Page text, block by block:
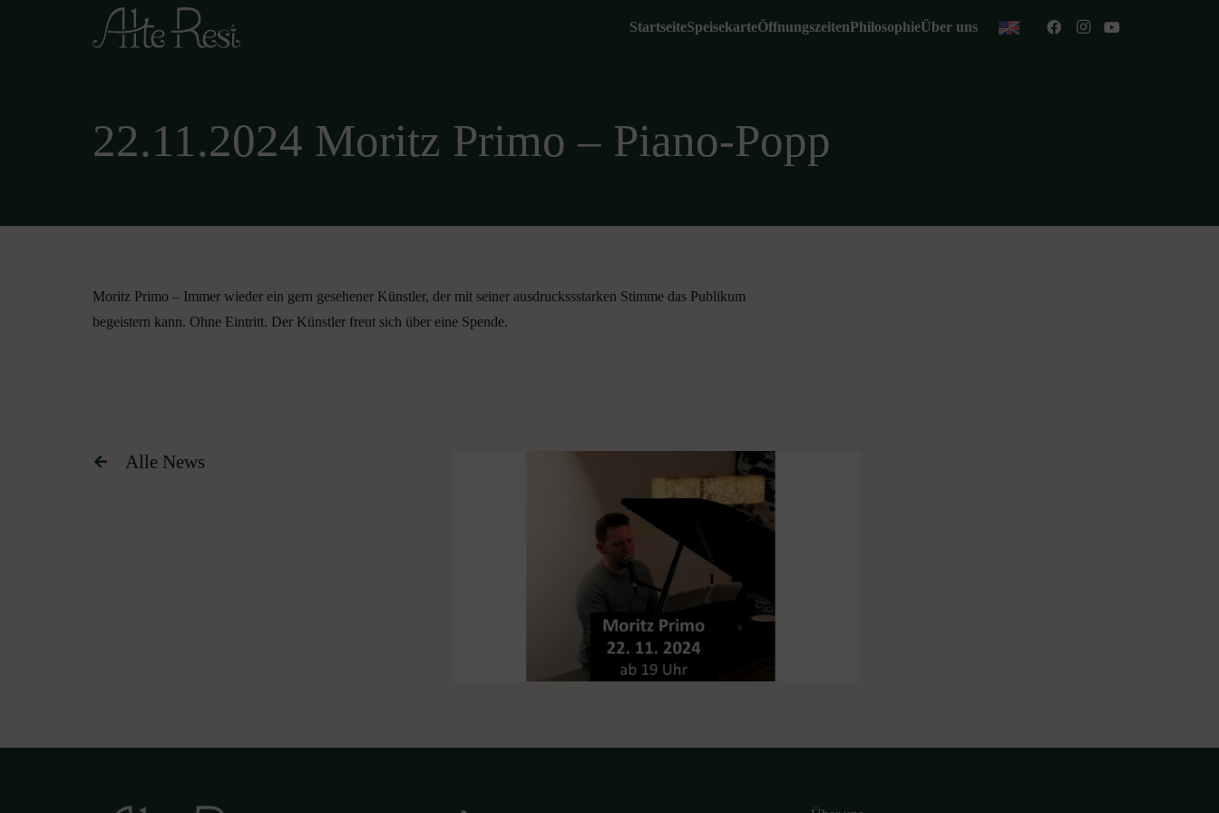
StartseiteSpeisekarteÖffnungszeitenPhilosophieÜber uns
22.11.2024 Moritz Primo – Piano-Popp
Moritz Primo – Immer wieder ein gern gesehener Künstler, der mit seiner ausdruckssstarken Stimme das Publikum
begeistern kann. Ohne Eintritt. Der Künstler freut sich über eine Spende.
Alle News